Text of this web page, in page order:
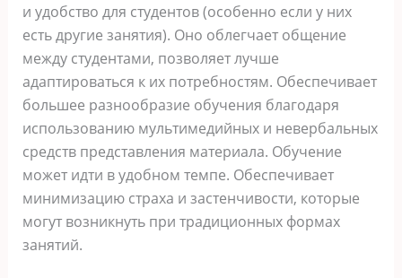
и удобство для студентов (особенно если у них
есть другие занятия). Оно облегчает общение
между студентами, позволяет лучше
адаптироваться к их потребностям. Обеспечивает
большее разнообразие обучения благодаря
использованию мультимедийных и невербальных
средств представления материала. Обучение
может идти в удобном темпе. Обеспечивает
минимизацию страха и застенчивости, которые
могут возникнуть при традиционных формах
занятий.